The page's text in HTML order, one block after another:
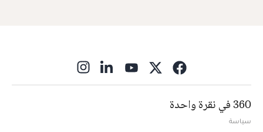
360 في نقرة واحدة
سياسة